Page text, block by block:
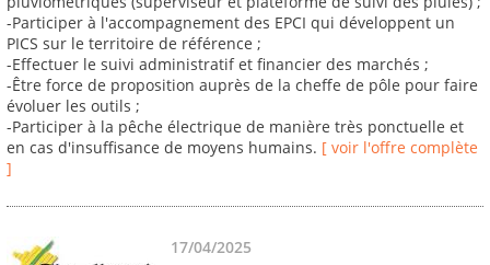
-Participer à l'accompagnement des EPCI qui développent un
PICS sur le territoire de référence ;
-Effectuer le suivi administratif et financier des marchés ;
-Être force de proposition auprès de la cheffe de pôle pour faire
évoluer les outils ;
-Participer à la pêche électrique de manière très ponctuelle et
en cas d'insuffisance de moyens humains. [ voir l'offre complète
]
17/04/2025